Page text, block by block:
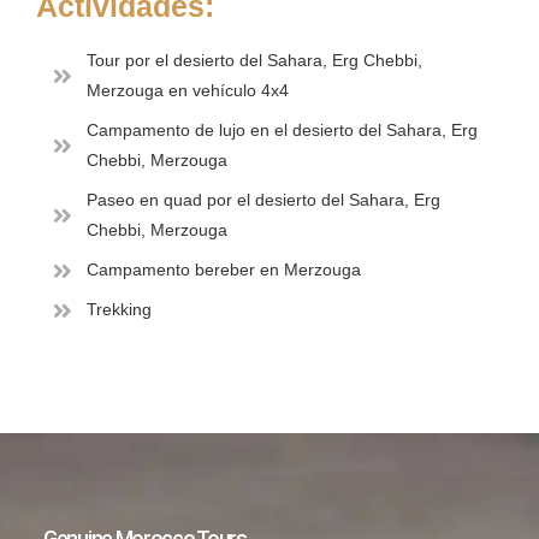
Tour por el desierto del Sahara, Erg Chebbi,
Merzouga en vehículo 4x4
Campamento de lujo en el desierto del Sahara, Erg
Chebbi, Merzouga
Paseo en quad por el desierto del Sahara, Erg
Chebbi, Merzouga
Campamento bereber en Merzouga
Trekking